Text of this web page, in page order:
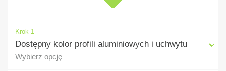
Krok 1
Dostępny kolor profili aluminiowych i uchwytu
Wybierz opcję